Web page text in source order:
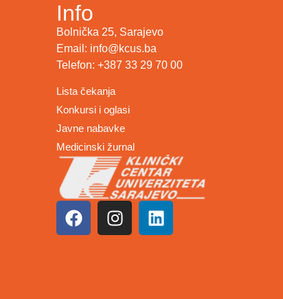
Info
Bolnička 25, Sarajevo
Email: info@kcus.ba
Telefon: +387 33 29 70 00
Lista čekanja
Konkursi i oglasi
Javne nabavke
Medicinski žurnal